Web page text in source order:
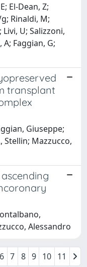
El-Dean, Z;
Rinaldi, M;
U; Salizzoni,
A; Faggian, G;
transplant
Giuseppe;
Stellin; Mazzucco,
Alessandro
6 7 8 9 10 11